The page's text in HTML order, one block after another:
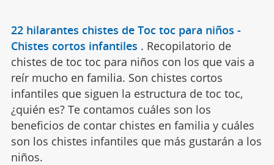
22 hilarantes chistes de Toc toc para niños -
Chistes cortos infantiles . Recopilatorio de
chistes de toc toc para niños con los que vais a
reír mucho en familia. Son chistes cortos
infantiles que siguen la estructura de toc toc,
¿quién es? Te contamos cuáles son los
beneficios de contar chistes en familia y cuáles
son los chistes infantiles que más gustarán a los
niños.